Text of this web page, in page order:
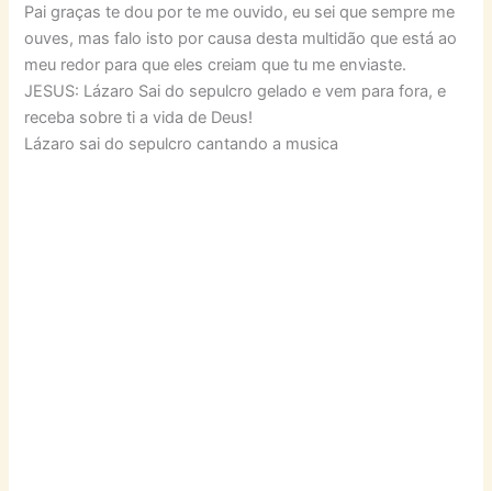
Pai graças te dou por te me ouvido, eu sei que sempre me
ouves, mas falo isto por causa desta multidão que está ao
meu redor para que eles creiam que tu me enviaste.
JESUS: Lázaro Sai do sepulcro gelado e vem para fora, e
receba sobre ti a vida de Deus!
Lázaro sai do sepulcro cantando a musica